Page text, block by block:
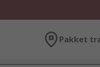
Pakket